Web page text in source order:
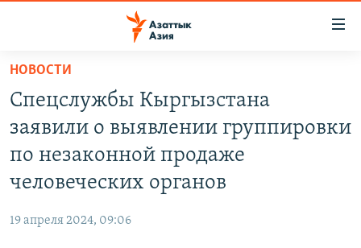
Вернуться
основному
содержанию
главной
Вернутся
ЦЕНТРАЛЬНАЯ АЗИЯ
КАЗАХСТАН
НОВОСТИ
КЫРГЫЗЧА
ПОДПИШИТЕСЬ НА НАС В СОЦСЕТЯХ
НОВОСТИ
Спецслужбы Кыргызстана
заявили о выявлении группировки
по незаконной продаже
человеческих органов
19 апреля 2024, 09:06